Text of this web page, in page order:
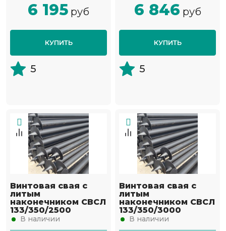
6 195 руб
КУПИТЬ
5
6 846 руб
КУПИТЬ
5
Винтовая свая с
литым
наконечником СВСЛ
133/350/2500
В наличии
Винтовая свая с
литым
наконечником СВСЛ
133/350/3000
В наличии